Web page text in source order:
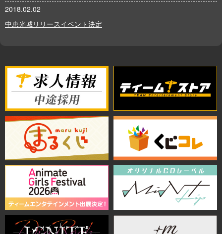
2018.02.02
中恵光城リリースイベント決定